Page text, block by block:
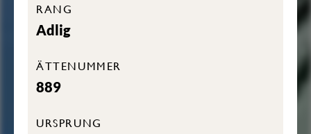
RANG
Adlig
ÄTTENUMMER
889
URSPRUNG